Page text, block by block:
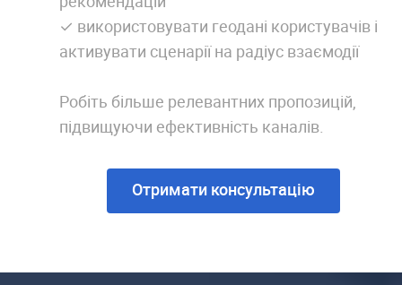
✓ використовувати геодані користувачів і
активувати сценарії на радіус взаємодії
Робіть більше релевантних пропозицій,
підвищуючи ефективність каналів.
Отримати консультацію